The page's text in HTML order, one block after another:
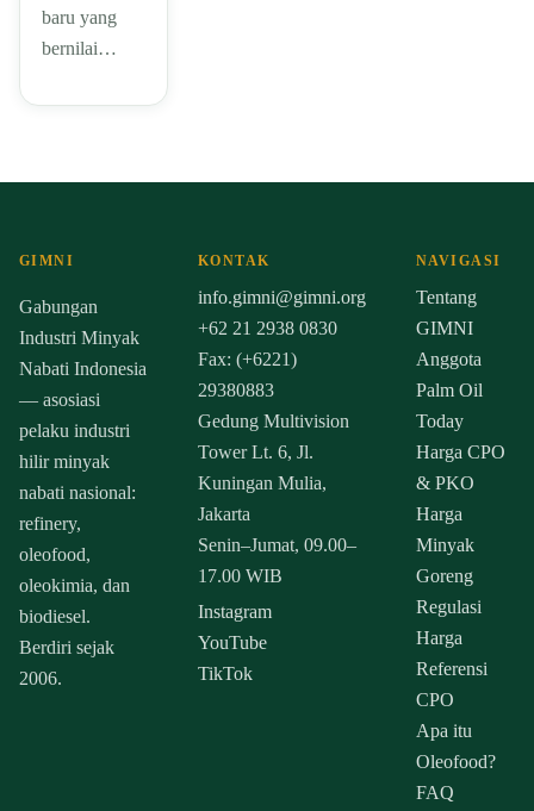
baru yang
bernilai…
GIMNI
Gabungan
Industri Minyak
Nabati Indonesia
— asosiasi
pelaku industri
hilir minyak
nabati nasional:
refinery,
oleofood,
oleokimia, dan
biodiesel.
Berdiri sejak
2006.
KONTAK
info.gimni@gimni.org
+62 21 2938 0830
Fax: (+6221)
29380883
Gedung Multivision
Tower Lt. 6, Jl.
Kuningan Mulia,
Jakarta
Senin–Jumat, 09.00–
17.00 WIB
Instagram
YouTube
TikTok
NAVIGASI
Tentang
GIMNI
Anggota
Palm Oil
Today
Harga CPO
& PKO
Harga
Minyak
Goreng
Regulasi
Harga
Referensi
CPO
Apa itu
Oleofood?
FAQ